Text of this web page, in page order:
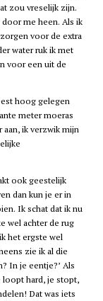
zou vreselijk zijn.
me heen. Als ik
voor de extra
water ruk ik met
voor een uit de
hoog gelegen
meter moeras
ik verzwik mijn
ook geestelijk
dan kun je er in
Ik schat dat ik nu
wel achter de rug
het ergste wel
zie ik al die
In je eentje?’ Als
loopt hard, je stopt,
Dat was iets